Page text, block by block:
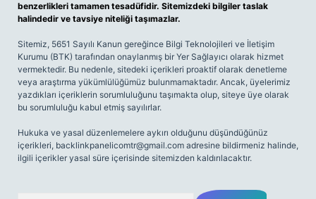
benzerlikleri tamamen tesadüfidir. Sitemizdeki bilgiler taslak
halindedir ve tavsiye niteliği taşımazlar.
Sitemiz, 5651 Sayılı Kanun gereğince Bilgi Teknolojileri ve İletişim
Kurumu (BTK) tarafından onaylanmış bir Yer Sağlayıcı olarak hizmet
vermektedir. Bu nedenle, sitedeki içerikleri proaktif olarak denetleme
veya araştırma yükümlülüğümüz bulunmamaktadır. Ancak, üyelerimiz
yazdıkları içeriklerin sorumluluğunu taşımakta olup, siteye üye olarak
bu sorumluluğu kabul etmiş sayılırlar.
Hukuka ve yasal düzenlemelere aykırı olduğunu düşündüğünüz
içerikleri, backlinkpanelicomtr@gmail.com adresine bildirmeniz halinde,
ilgili içerikler yasal süre içerisinde sitemizden kaldırılacaktır.